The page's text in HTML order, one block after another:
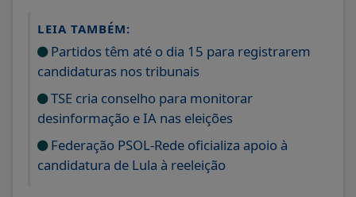
LEIA TAMBÉM:
Partidos têm até o dia 15 para registrarem
candidaturas nos tribunais
TSE cria conselho para monitorar
desinformação e IA nas eleições
Federação PSOL-Rede oficializa apoio à
candidatura de Lula à reeleição